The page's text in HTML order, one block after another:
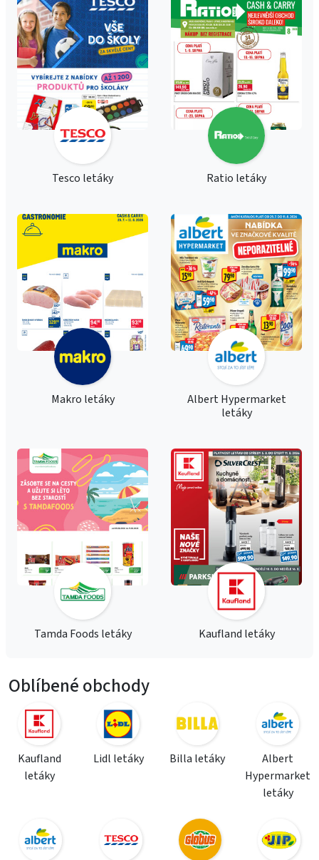
Tesco letáky Ratio letáky
Makro letáky
Albert Hypermarket
letáky
Tamda Foods letáky Kaufland letáky
Oblíbené obchody
Kaufland
letáky
Lidl letáky Billa letáky
Albert
Hypermarket
letáky